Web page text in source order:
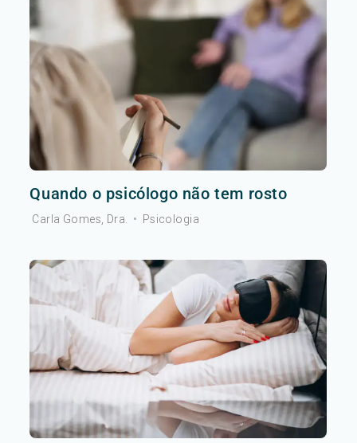
Quando o psicólogo não tem rosto
Carla Gomes, Dra. • Psicologia